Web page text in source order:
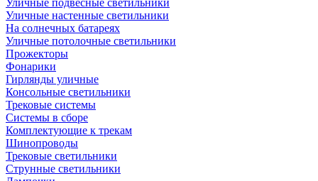
Уличные подвесные светильники
Уличные настенные светильники
На солнечных батареях
Уличные потолочные светильники
Прожекторы
Фонарики
Гирлянды уличные
Консольные светильники
Трековые системы
Системы в сборе
Комплектующие к трекам
Шинопроводы
Трековые светильники
Струнные светильники